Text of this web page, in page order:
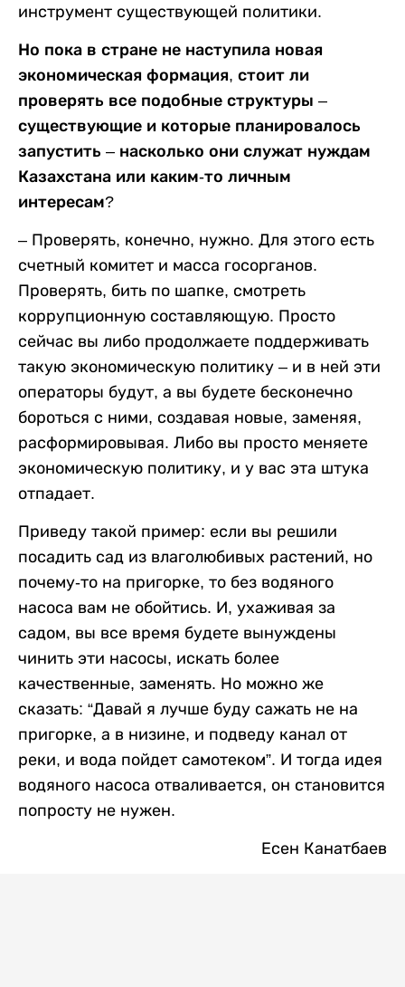
инструмент существующей политики.
Но пока в стране не наступила новая
экономическая формация, стоит ли
проверять все подобные структуры –
существующие и которые планировалось
запустить – насколько они служат нуждам
Казахстана или каким-то личным
интересам?
– Проверять, конечно, нужно. Для этого есть
счетный комитет и масса госорганов.
Проверять, бить по шапке, смотреть
коррупционную составляющую. Просто
сейчас вы либо продолжаете поддерживать
такую экономическую политику – и в ней эти
операторы будут, а вы будете бесконечно
бороться с ними, создавая новые, заменяя,
расформировывая. Либо вы просто меняете
экономическую политику, и у вас эта штука
отпадает.
Приведу такой пример: если вы решили
посадить сад из влаголюбивых растений, но
почему-то на пригорке, то без водяного
насоса вам не обойтись. И, ухаживая за
садом, вы все время будете вынуждены
чинить эти насосы, искать более
качественные, заменять. Но можно же
сказать: “Давай я лучше буду сажать не на
пригорке, а в низине, и подведу канал от
реки, и вода пойдет самотеком”. И тогда идея
водяного насоса отваливается, он становится
попросту не нужен.
Есен Канатбаев